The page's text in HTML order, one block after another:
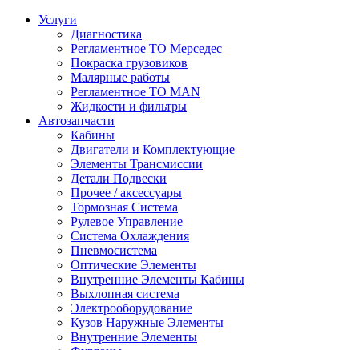
Услуги
Диагностика
Регламентное ТО Мерседес
Покраска грузовиков
Малярные работы
Регламентное ТО MAN
Жидкости и фильтры
Автозапчасти
Кабины
Двигатели и Комплектующие
Элементы Трансмиссии
Детали Подвески
Прочее / аксессуары
Тормозная Система
Рулевое Управление
Система Охлаждения
Пневмосистема
Оптические Элементы
Внутренние Элементы Кабины
Выхлопная система
Электрооборудование
Кузов Наружные Элементы
Внутренние Элементы